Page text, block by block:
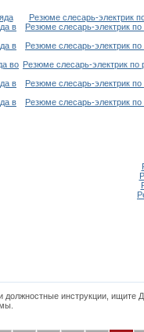
Резюме слесарь-электрик
в
Резюме слесарь-электрик
в
Резюме слесарь-электрик
во Резюме слесарь-электрик по
в
Резюме слесарь-электрик
в
Резюме слесарь-электрик
инструкции, ищите